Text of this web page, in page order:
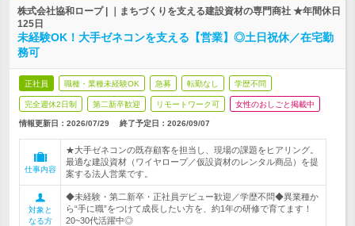
株式会社協和ロープ | ｜まちづくりを支える建設資材の専門商社 ★年間休日
125日
未経験OK！大手ゼネコンを支える【営業】◎土日祝休／在宅勤
務可
正社員 職種・業種未経験OK 急募 転勤なし 学歴不問
完全週休2日制 第二新卒歓迎 リモートワーク可 女性のおしごと掲載中
情報更新日：2026/07/29 終了予定日： 2026/09/07
仕事内容
★大手ゼネコンの既存顧客を担当し、現場の課題をヒアリング。
最適な建設資材（ワイヤロープ／仮設資材のレンタル商品）を提
案する法人営業です。
対象と
なる方
◆未経験・第二新卒・正社員デビュー歓迎／学歴不問◆異業種か
ら“手に職”をつけて成長したい方を、約1年の研修で育てます！
20~30代活躍中◎